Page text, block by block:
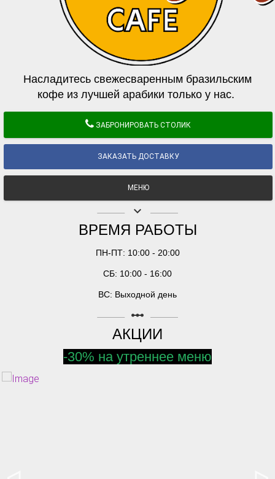
Насладитесь свежесваренным бразильским
кофе из лучшей арабики только у нас.
ЗАБРОНИРОВАТЬ СТОЛИК
ЗАКАЗАТЬ ДОСТАВКУ
МЕНЮ
keyboard_arrow_down
ВРЕМЯ РАБОТЫ
ПН-ПТ: 10:00 - 20:00
СБ: 10:00 - 16:00
ВС: Выходной день
linear_scale
АКЦИИ
-30% на утреннее меню